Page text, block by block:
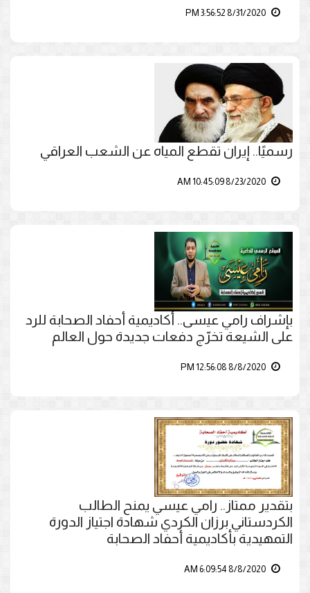
رسميًا.. إيران تقطع المياه عن الشعب العراقي
بإشراف رامي عيسى.. أكاديمية أحفاد الصحابة للرد
على الشيعة تخرّج دفعات جديدة حول العالم
بتقدير ممتاز.. رامي عيسي يمنح الطالب
الكردستاني برزان الكردي شهادة اجتياز الدورة
التمهيدية بأكاديمية أحفاد الصحابة